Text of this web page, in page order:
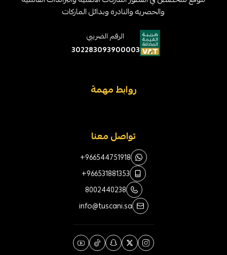
والحصريه والنادره وبدائل الماركات
الرقم الضريبي
302283093900003
روابط مهمة
تواصل معنا
+966544751918
+966531881353
8002440238
info@tuscani.sa